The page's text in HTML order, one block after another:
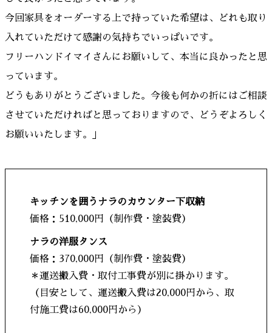
今回家具をオーダーする上で持っていた希望は、どれも取り
入れていただけて感謝の気持ちでいっぱいです。
フリーハンドイマイさんにお願いして、本当に良かったと思
っています。
どうもありがとうございました。今後も何かの折にはご相談
させていただければと思っておりますので、どうぞよろしく
お願いいたします。」
キッチンを囲うナラのカウンター下収納
価格：510,000円（制作費・塗装費）
ナラの洋服タンス
価格：370,000円（制作費・塗装費）
＊運送搬入費・取付工事費が別に掛かります。
（目安として、運送搬入費は20,000円から、取
付施工費は60,000円から）